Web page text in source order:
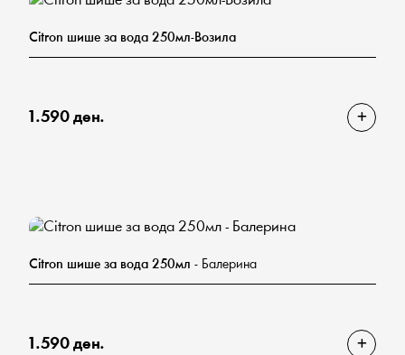
Citron шише за вода 250мл-Возила
1.590 ден.
Citron шише за вода 250мл - Балерина
1.590 ден.